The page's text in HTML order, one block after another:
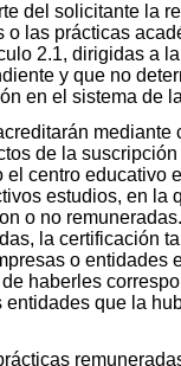
del solicitante la
o las prácticas
2.1, dirigidas a
y que no
en el sistema de
mediante
de la
el centro educativo
estudios, en la
o no
la certificación
o entidades
haberles
entidades que la